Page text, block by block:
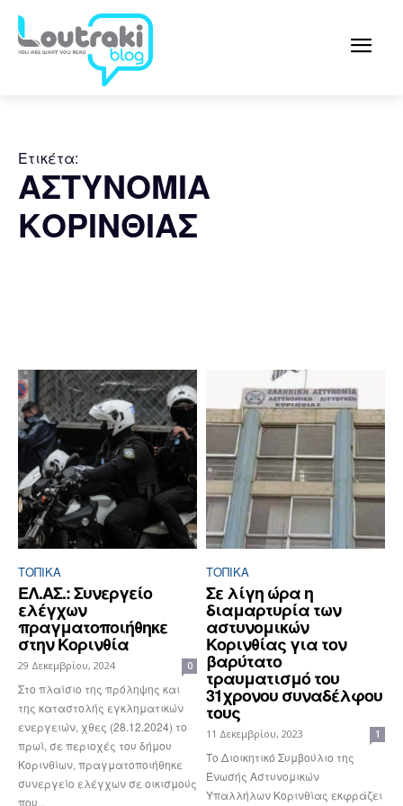
Ετικέτα:
ΑΣΤΥΝΟΜΙΑ
ΚΟΡΙΝΘΙΑΣ
ΤΟΠΙΚΑ
ΕΛ.ΑΣ.: Συνεργείο
ελέγχων
πραγματοποιήθηκε
στην Κορινθία
29 Δεκεμβρίου, 2024 0
Στο πλαίσιο της πρόληψης και
της καταστολής εγκληματικών
ενεργειών, χθες (28.12.2024) το
πρωί, σε περιοχές του δήμου
Κορινθίων, πραγματοποιήθηκε
συνεργείο ελέγχων σε οικισμούς
που...
ΤΟΠΙΚΑ
Σε λίγη ώρα η
διαμαρτυρία των
αστυνομικών
Κορινθίας για τον
βαρύτατο
τραυματισμό του
31χρονου συναδέλφου
τους
11 Δεκεμβρίου, 2023 1
Το Διοικητικό Συμβούλιο της
Ένωσής Αστυνομικών
Υπαλλήλων Κορινθίας εκφράζει